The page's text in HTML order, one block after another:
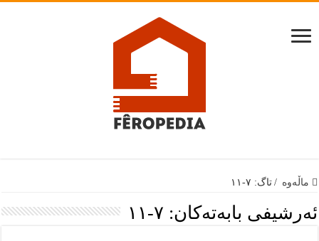
ماڵەوە / تاگ: ٧-١١
ئەرشيفى بابەتەكان: ٧-١١